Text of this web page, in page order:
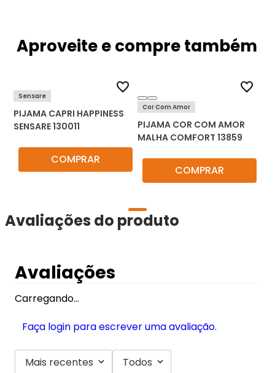
Aproveite e compre também
Sensare
PIJAMA CAPRI HAPPINESS
SENSARE 130011
COMPRAR
Cor Com Amor
PIJAMA COR COM AMOR
MALHA COMFORT 13859
COMPRAR
Avaliações do produto
Avaliações
Carregando…
Faça login para escrever uma avaliação.
Mais recentes Todos